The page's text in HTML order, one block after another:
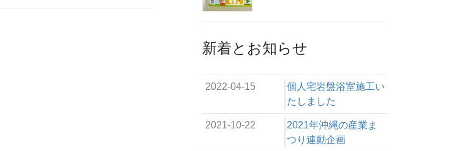
新着とお知らせ
2022-04-15
個人宅岩盤浴室施工い
たしました
2021-10-22
2021年沖縄の産業ま
つり連動企画